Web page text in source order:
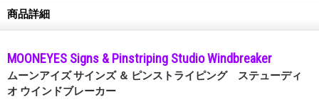
商品詳細
MOONEYES Signs & Pinstriping Studio Windbreaker
ムーンアイズ サインズ ＆ ピンストライピング ステューディ
オ ウインドブレーカー